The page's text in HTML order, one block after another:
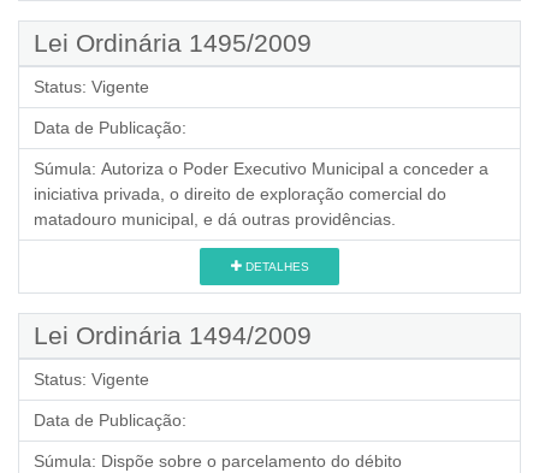
Lei Ordinária 1495/2009
Status: Vigente
Data de Publicação:
Súmula: Autoriza o Poder Executivo Municipal a conceder a
iniciativa privada, o direito de exploração comercial do
matadouro municipal, e dá outras providências.
DETALHES
Lei Ordinária 1494/2009
Status: Vigente
Data de Publicação:
Súmula: Dispõe sobre o parcelamento do débito